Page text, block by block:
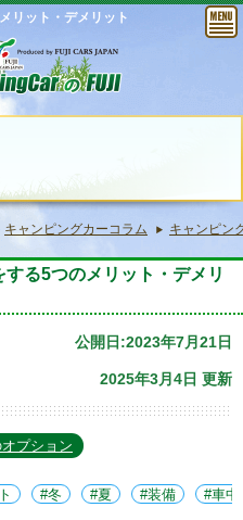
リット・デメリット
キャンピングカーコラム キャンピン
る5つのメリット・デメリ
公開日:2023年7月21日
2025年3月4日 更新
プション
冬 夏 装備 車中